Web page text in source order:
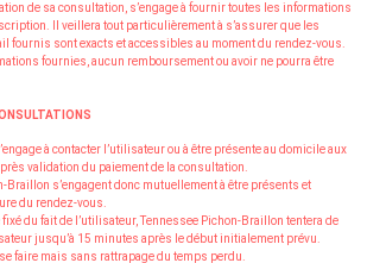
de sa consultation, s’engage à fournir toutes les informations
Il veillera tout particulièrement à s’assurer que les
fournis sont exacts et accessibles au moment du rendez-vous.
fournies, aucun remboursement ou avoir ne pourra être
à contacter l’utilisateur ou à être présente au domicile aux
validation du paiement de la consultation.
Braillon s’engagent donc mutuellement à être présents et
du rendez-vous.
fixé du fait de l’utilisateur, Tennessee Pichon-Braillon tentera de
jusqu’à 15 minutes après le début initialement prévu.
faire mais sans rattrapage du temps perdu.